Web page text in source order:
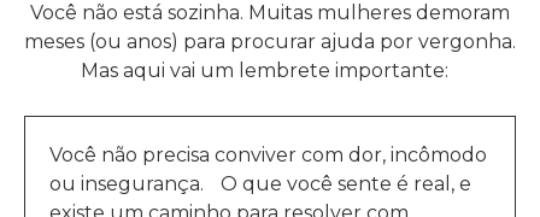
Você não está sozinha. Muitas mulheres demoram
meses (ou anos) para procurar ajuda por vergonha.
Mas aqui vai um lembrete importante:
Você não precisa conviver com dor, incômodo
ou insegurança. O que você sente é real, e